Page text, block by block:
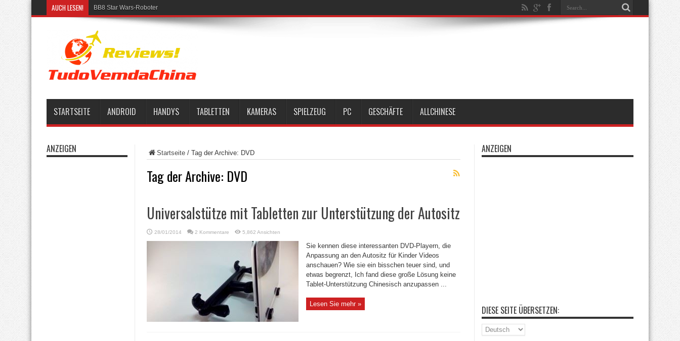
AUCH LESEN! BB8 Star Wars-Roboter
STARTSEITE ANDROID HANDYS TABLETTEN KAMERAS SPIELZEUG PC GESCHÄFTE ALLCHINESE
Startseite / Tag der Archive: DVD
Tag der Archive: DVD
Universalstütze mit Tabletten zur Unterstützung der Autositz
28/01/2014 2 Kommentare 5,862 Ansichten
Sie kennen diese interessanten DVD-Playern, die
Anpassung an den Autositz für Kinder Videos
anschauen? Wie sie ein bisschen teuer sind, und
etwas begrenzt, Ich fand diese große Lösung keine
Tablet-Unterstützung Chinesisch anzupassen ...
Lesen Sie mehr »
ANZEIGEN ANZEIGEN
DIESE SEITE ÜBERSETZEN: